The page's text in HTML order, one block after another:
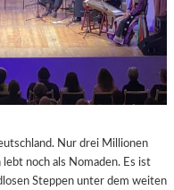
Nur drei Millionen
noch als Nomaden. Es ist
Steppen unter dem weiten